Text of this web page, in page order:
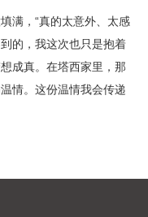
满，“真的太意外、太感
的，我这次也只是抱着
成真。在塔西家里，那
情。这份温情我会传递